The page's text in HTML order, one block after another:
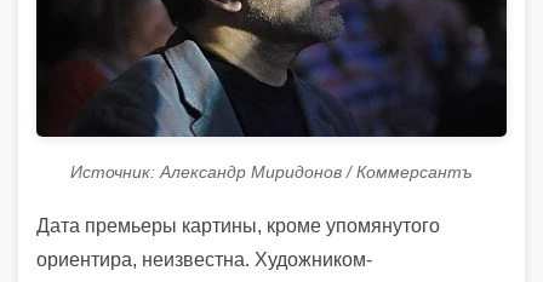
Источник: Александр Миридонов / Коммерсантъ
Дата премьеры картины, кроме упомянутого
ориентира, неизвестна. Художником-